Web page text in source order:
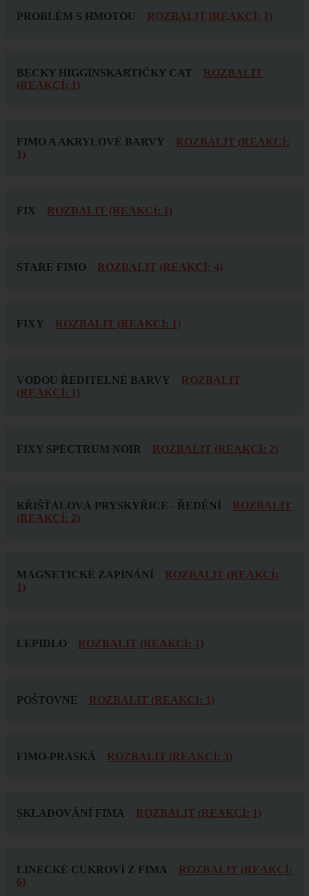
PROBLÉM S HMOTOU ROZBALIT (REAKCÍ: 1)
BECKY HIGGINSKARTIČKY CAT
ROZBALIT
(REAKCÍ: 1)
FIMO A AKRYLOVÉ BARVY
ROZBALIT (REAKCÍ:
1)
FIX ROZBALIT (REAKCÍ: 1)
STARE FIMO ROZBALIT (REAKCÍ: 4)
FIXY ROZBALIT (REAKCÍ: 1)
VODOU ŘEDITELNÉ BARVY
ROZBALIT
(REAKCÍ: 1)
FIXY SPECTRUM NOIR ROZBALIT (REAKCÍ: 2)
KŘIŠŤÁLOVÁ PRYSKYŘICE - ŘEDĚNÍ
ROZBALIT
(REAKCÍ: 2)
MAGNETICKÉ ZAPÍNÁNÍ
ROZBALIT (REAKCÍ:
1)
LEPIDLO ROZBALIT (REAKCÍ: 1)
POŠTOVNÉ ROZBALIT (REAKCÍ: 1)
FIMO-PRASKÁ ROZBALIT (REAKCÍ: 3)
SKLADOVÁNÍ FIMA ROZBALIT (REAKCÍ: 1)
LINECKÉ CUKROVÍ Z FIMA
ROZBALIT (REAKCÍ:
6)